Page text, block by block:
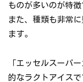
ものが多いのが特徴
また、種類も非常
ます。
「エッセルスーパ
的なラクトアイスで